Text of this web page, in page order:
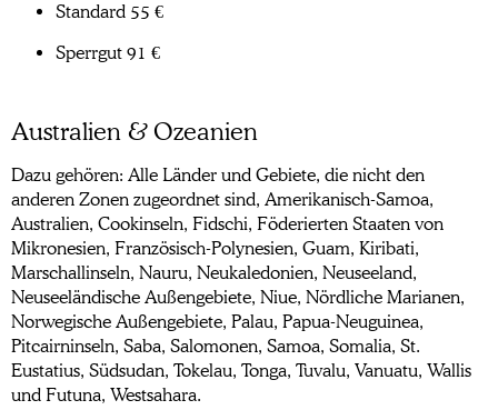
Standard 55 €
Sperrgut 91 €
Australien & Ozeanien
Dazu gehören: Alle Länder und Gebiete, die nicht den
anderen Zonen zugeordnet sind, Amerikanisch-Samoa,
Australien, Cookinseln, Fidschi, Föderierten Staaten von
Mikronesien, Französisch-Polynesien, Guam, Kiribati,
Marschallinseln, Nauru, Neukaledonien, Neuseeland,
Neuseeländische Außengebiete, Niue, Nördliche Marianen,
Norwegische Außengebiete, Palau, Papua-Neuguinea,
Pitcairninseln, Saba, Salomonen, Samoa, Somalia, St.
Eustatius, Südsudan, Tokelau, Tonga, Tuvalu, Vanuatu, Wallis
und Futuna, Westsahara.